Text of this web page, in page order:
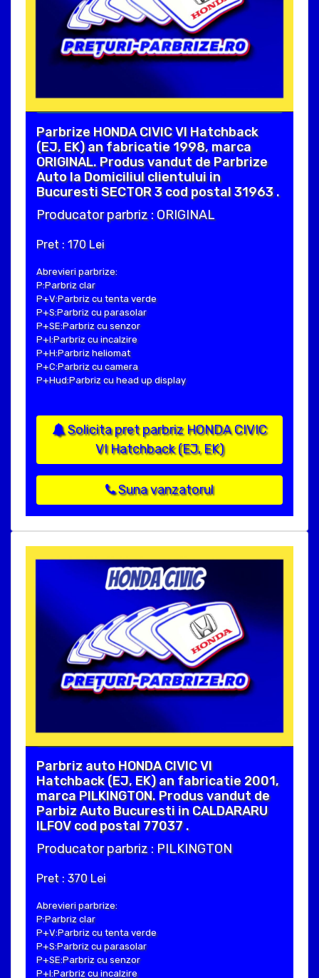
Parbrize HONDA CIVIC VI Hatchback
(EJ, EK) an fabricatie 1998, marca
ORIGINAL. Produs vandut de Parbrize
Auto la Domiciliul clientului in
Bucuresti SECTOR 3 cod postal 31963 .
Producator parbriz : ORIGINAL
Pret : 170 Lei
Abrevieri parbrize:
P:Parbriz clar
P+V:Parbriz cu tenta verde
P+S:Parbriz cu parasolar
P+SE:Parbriz cu senzor
P+I:Parbriz cu incalzire
P+H:Parbriz heliomat
P+C:Parbriz cu camera
P+Hud:Parbriz cu head up display
Solicita pret parbriz HONDA CIVIC
VI Hatchback (EJ, EK)
Suna vanzatorul
Parbriz auto HONDA CIVIC VI
Hatchback (EJ, EK) an fabricatie 2001,
marca PILKINGTON. Produs vandut de
Parbiz Auto Bucuresti in CALDARARU
ILFOV cod postal 77037 .
Producator parbriz : PILKINGTON
Pret : 370 Lei
Abrevieri parbrize:
P:Parbriz clar
P+V:Parbriz cu tenta verde
P+S:Parbriz cu parasolar
P+SE:Parbriz cu senzor
P+I:Parbriz cu incalzire